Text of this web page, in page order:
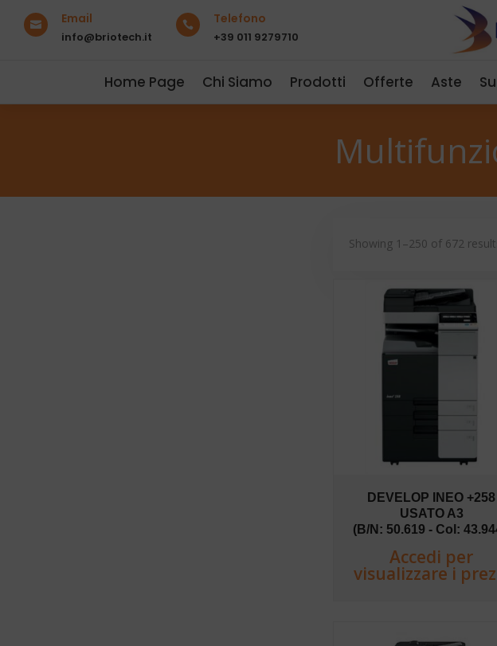
 Email
info@briotech.it
 Telefono
+39 011 9279710
Home Page Chi Siamo Prodotti Offerte Aste
Showing 1–250 of 672
DEVELOP INEO +258
USATO A3
(B/N: 50.619 - Col:
Accedi per
visualizzare i